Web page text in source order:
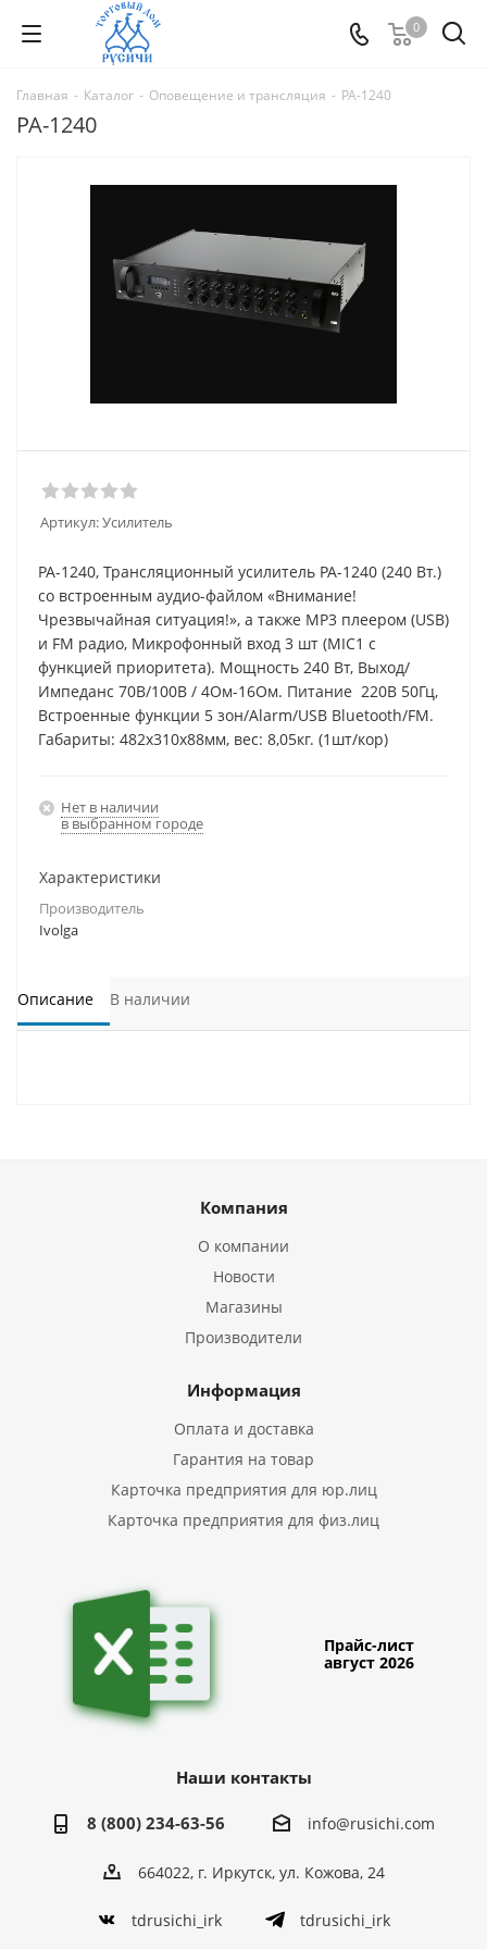
0
Главная - Каталог - Оповещение и трансляция - PA-1240
PA-1240
Артикул:Усилитель
PA-1240, Трансляционный усилитель PA-1240 (240 Вт.)
со встроенным аудио-файлом «Внимание!
Чрезвычайная ситуация!», а также MP3 плеером (USB)
и FM радио, Микрофонный вход 3 шт (MIC1 с
функцией приоритета). Мощность 240 Вт, Выход/
Импеданс 70В/100В / 4Ом-16Ом. Питание 220В 50Гц,
Встроенные функции 5 зон/Alarm/USB Bluetooth/FM.
Габариты: 482х310х88мм, вес: 8,05кг. (1шт/кор)
Нет в наличии
в выбранном городе
Характеристики
Производитель
Ivolga
Описание В наличии
Компания
О компании
Новости
Магазины
Производители
Информация
Оплата и доставка
Гарантия на товар
Карточка предприятия для юр.лиц
Карточка предприятия для физ.лиц
Прайс-лист
август 2026
Наши контакты
8 (800) 234-63-56 info@rusichi.com
664022, г. Иркутск, ул. Кожова, 24
tdrusichi_irk tdrusichi_irk